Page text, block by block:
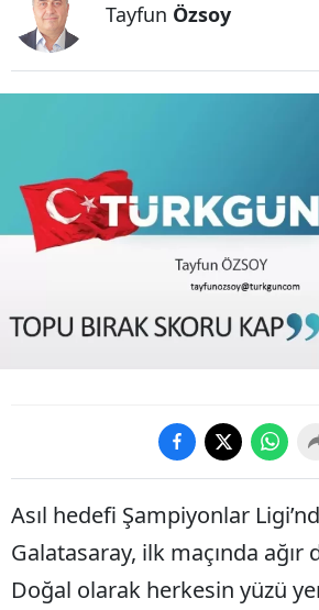
Tayfun Özsoy
Asıl hedefi Şampiyonlar
Galatasaray, ilk maçında ağır
Doğal olarak herkesin yüzü